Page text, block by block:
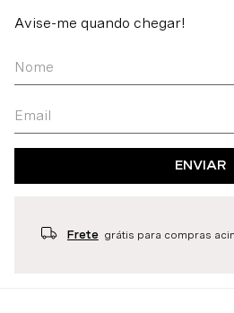
ENVIAR
Frete grátis para compras